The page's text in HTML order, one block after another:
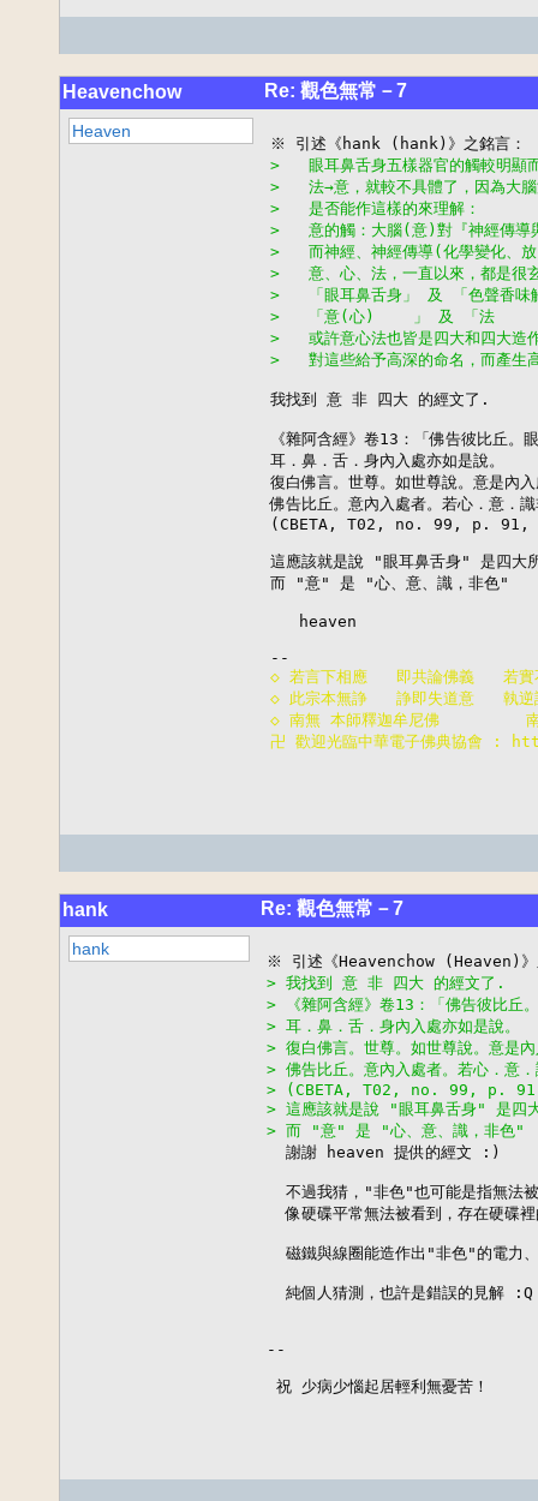
Heavenchow Re: 觀色無常－7
Heaven
>   眼耳鼻舌身五樣器官的觸較明顯
>   法→意，就較不具體了，因為大
>   是否能作這樣的來理解：
>   意的觸：大腦(意)對『神經傳導
>   而神經、神經傳導(化學變化、放
>   意、心、法，一直以來，都是很
>   「眼耳鼻舌身」 及 「色聲香味
>   「意(心)    」 及 「法
>   或許意心法也皆是四大和四大造
>   對這些給予高深的命名，而產生
我找到 意 非 四大 的經文了.
《雜阿含經》卷13：「佛告彼比丘。
耳．鼻．舌．身內入處亦如是說。
復白佛言。世尊。如世尊說。意是內
佛告比丘。意內入處者。若心．意．
(CBETA, T02, no. 99, p. 91,
這應該就是說 "眼耳鼻舌身" 是四大
而 "意" 是 "心、意、識，非色"
   heaven
◇ 若言下相應   即共論佛義   若
◇ 此宗本無諍   諍即失道意   執
◇ 南無 本師釋迦牟尼佛         南
卍 歡迎光臨中華電子佛典協會
hank Re: 觀色無常－7
hank
> 我找到 意 非 四大 的經文了.
> 《雜阿含經》卷13：「佛告彼比丘
> 耳．鼻．舌．身內入處亦如是說。
> 復白佛言。世尊。如世尊說。意是
> 佛告比丘。意內入處者。若心．意
> (CBETA, T02, no. 99, p.
> 這應該就是說 "眼耳鼻舌身" 是四
> 而 "意" 是 "心、意、識，非色"
謝謝 heaven 提供的經文 :)
不過我猜，"非色"也可能是指無法
像硬碟平常無法被看到，存在硬碟
磁鐵與線圈能造作出"非色"的電力
  純個人猜測，也許是錯誤的見解 :Q
--
祝 少病少惱起居輕利無憂苦！